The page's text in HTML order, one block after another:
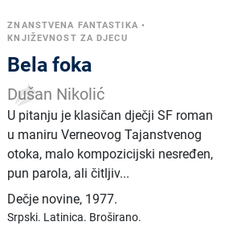
ZNANSTVENA FANTASTIKA •
KNJIŽEVNOST ZA DJECU
Bela foka
Dušan Nikolić
U pitanju je klasičan dječji SF roman
u maniru Verneovog Tajanstvenog
otoka, malo kompozicijski nesređen,
pun parola, ali čitljiv...
Dečje novine, 1977.
Srpski. Latinica. Broširano.